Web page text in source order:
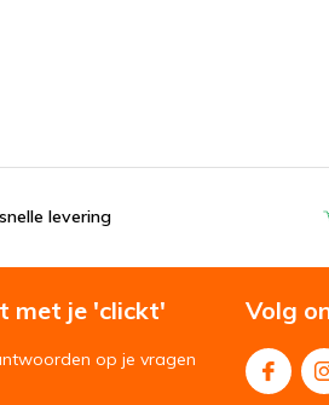
levering
met je 'clickt'
op je vragen
Volg